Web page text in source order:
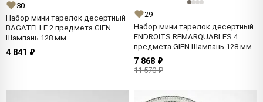
30
Набор мини тарелок десертный
BAGATELLE 2 предмета GIEN
Шампань 128 мм.
4 841 ₽
29
Набор мини тарелок десертный
ENDROITS REMARQUABLES 4
предмета GIEN Шампань 128 мм.
7 868 ₽
11 570 ₽